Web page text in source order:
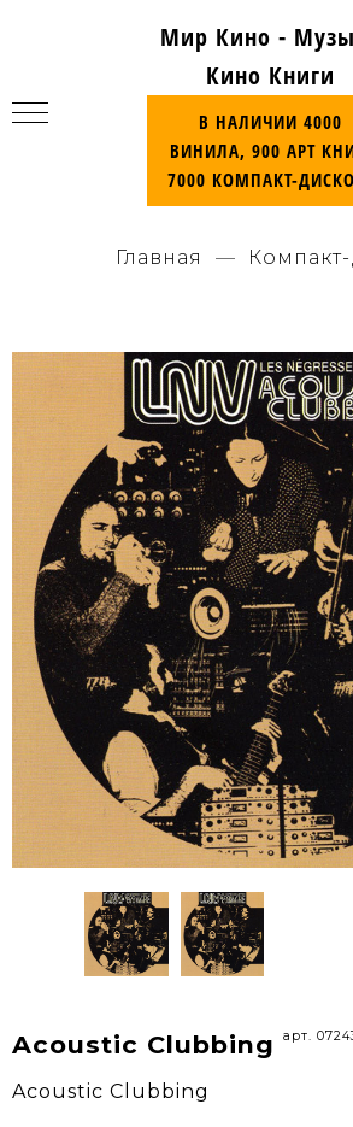
Мир Кино -
Кино Книги
В НАЛИЧИИ 4000
ВИНИЛА, 900 АРТ
7000 КОМПАКТ-
Главная
Acoustic Clubbing арт.
Acoustic Clubbing